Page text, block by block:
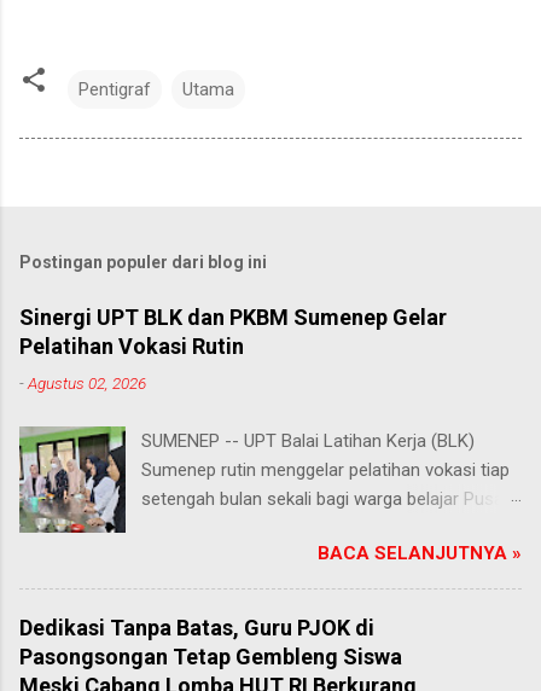
Pentigraf Utama
Postingan populer dari blog ini
Sinergi UPT BLK dan PKBM Sumenep Gelar
Pelatihan Vokasi Rutin
-Agustus 02, 2026
SUMENEP -- UPT Balai Latihan Kerja (BLK)
Sumenep rutin menggelar pelatihan vokasi tiap
setengah bulan sekali bagi warga belajar Pusat
Kabupaten Sumenep. Ahad (2/8/2026).
Program ini menawarkan berbagai pilihan
keterampilan, mulai dari pembuatan roti dan kue
hingga kejuruan lainnya yang bebas dipilih
peserta sesuai bakat dan minat masing-
BACA SELANJUTNYA »
Dedikasi Tanpa Batas, Guru PJOK di
Pasongsongan Tetap Gembleng Siswa
Meski Cabang Lomba HUT RI Berkurang